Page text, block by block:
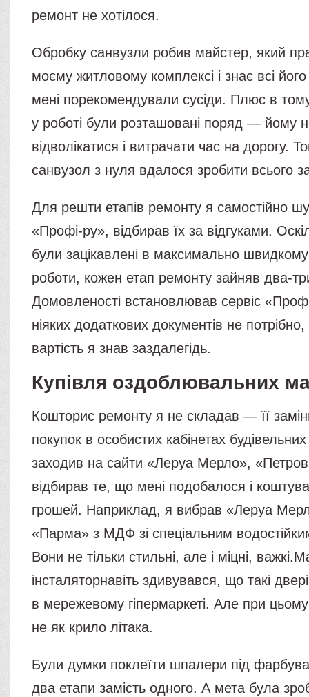
ремонт не хотілося.
Обробку санвузли робив майстер, який
моєму житловому комплексі і знає всі
мені порекомендували сусіди. Плюс в
у роботі були розташовані поряд — йому
відволікатися і витрачати час на дорогу.
санвузол з нуля вдалося зробити всього
Для решти етапів ремонту я самостійно
«Профі-ру», відбирав їх за відгуками.
були зацікавлені в максимально
роботи, кожен етап ремонту зайняв два-
Домовленості встановлював сервіс
ніяких додаткових документів не
вартість я знав заздалегідь.
Купівля оздоблювальних
Кошторис ремонту я не складав — її
покупок в особистих кабінетах
заходив на сайти «Леруа Мерло»,
відбирав те, що мені подобалося і
грошей. Наприклад, я вибрав «Леруа
«Парма» з МДФ зі спеціальним
Вони не тільки стильні, але і міцні,
інсталяторнавіть здивувався, що такі
в мережевому гіпермаркеті. Але при
не як крило літака.
Були думки поклеїти шпалери під
два етапи замість одного. А мета була